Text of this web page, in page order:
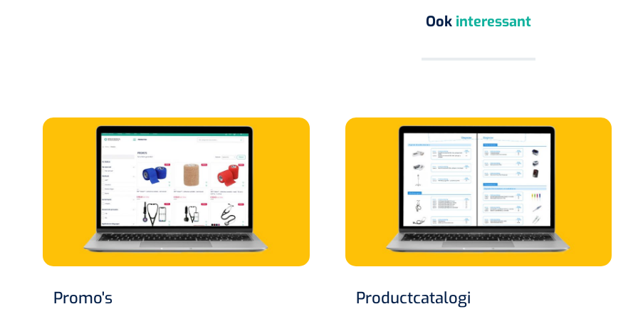
Ook interessant
Promo's Productcatalogi